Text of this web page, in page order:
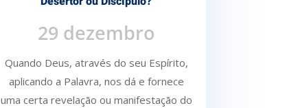
29 dezembro
Quando Deus, através do seu Espírito,
aplicando a Palavra, nos dá e fornece
uma certa re­velação ou manifestação do